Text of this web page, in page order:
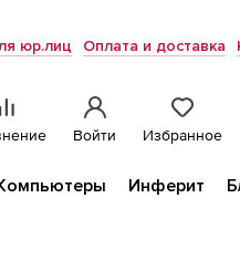
юр.лиц Оплата и доставка
Войти Избранное
Инферит